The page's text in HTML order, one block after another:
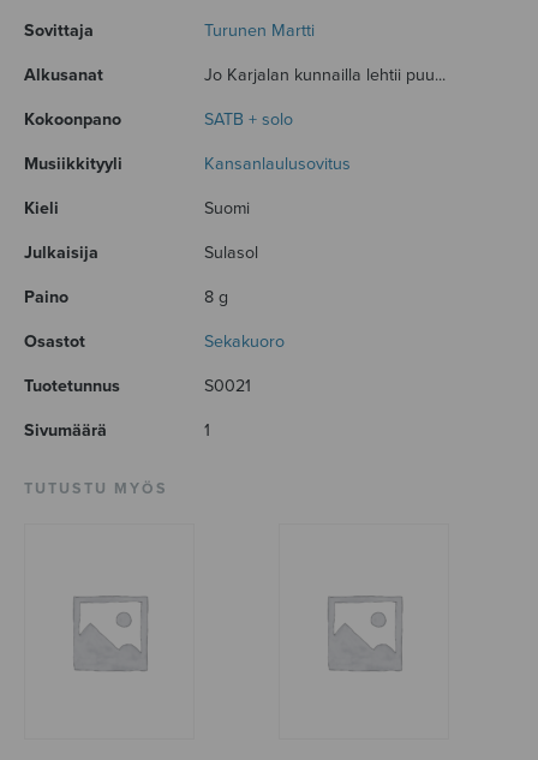
Sovittaja Turunen Martti
Alkusanat Jo Karjalan kunnailla lehtii puu...
Kokoonpano SATB + solo
Musiikkityyli Kansanlaulusovitus
Kieli Suomi
Julkaisija Sulasol
Paino 8 g
Osastot Sekakuoro
Tuotetunnus S0021
Sivumäärä 1
TUTUSTU MYÖS